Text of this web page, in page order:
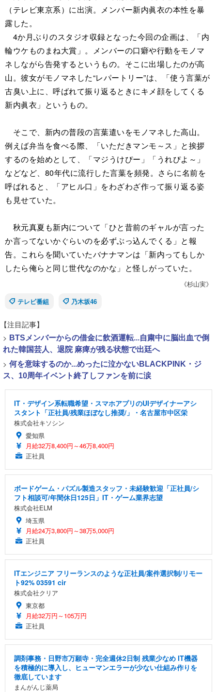
（テレビ東京系）に出演。メンバー新内眞衣の本性を暴
露した。
4か月ぶりのスタジオ収録となった今回の企画は、「内
輪ウケものまね大賞」。メンバーの口癖や行動をモノマ
ネしながら告発するというもの。そこに出場したのが高
山。彼女がモノマネした“レパートリー”は、「使う言葉が
古臭い上に、呼ばれて振り返るときにキメ顔をしてくる
新内眞衣」というもの。
そこで、新内の普段の言葉遣いをモノマネした高山。
例えば弁当を食べる際、「いただきマンモ～ス」と挨拶
するのを始めとして、「マジうけぴー」「うれぴよ～」
などなど、80年代に流行した言葉を頻発。さらに名前を
呼ばれると、「アヒル口」をわざわざ作って振り返る姿
も見せていた。
秋元真夏も新内について「ひと昔前のギャルが言った
か言ってないかぐらいのを必ずぶっ込んでくる」と報
告。これらを聞いていたバナナマンは「新内ってもしか
したら俺らと同じ世代なのかな」と怪しがっていた。
《杉山実》
テレビ番組
乃木坂46
【注目記事】
> BTSメンバーからの借金に飲酒運転...自粛中に脳出血で倒
れた韓国芸人、退院 麻痺が残る状態で出廷へ
> 何を意味するのか...めったに泣かないBLACKPINK・ジ
ス、10周年イベント終了しファンを前に涙
IT・デザイン系転職希望・スマホアプリのUIデザイナーアシ
スタント「正社員/残業ほぼなし推奨/」・名古屋市中区栄
株式会社キソシン
愛知県
月給32万8,400円～46万8,400円
正社員
ボードゲーム・パズル製造スタッフ・未経験歓迎「正社員/シ
フト相談可/年間休日125日」IT・ゲーム業界志望
株式会社ELM
埼玉県
月給24万3,800円～38万5,000円
正社員
ITエンジニア フリーランスのような正社員/案件選択制/リモー
ト92% 03591 cir
株式会社クリア
東京都
月給32万円～105万円
正社員
調剤事務・日野市万願寺・完全週休2日制 残業少なめ IT機器
を積極的に導入し、ヒューマンエラーが少ない仕組み作りを
徹底しています
まんがんじ薬局